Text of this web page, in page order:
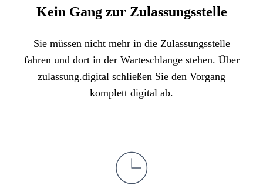
Kein Gang zur Zulassungsstelle
Sie müssen nicht mehr in die Zulassungsstelle
fahren und dort in der Warteschlange stehen. Über
zulassung.digital schließen Sie den Vorgang
komplett digital ab.